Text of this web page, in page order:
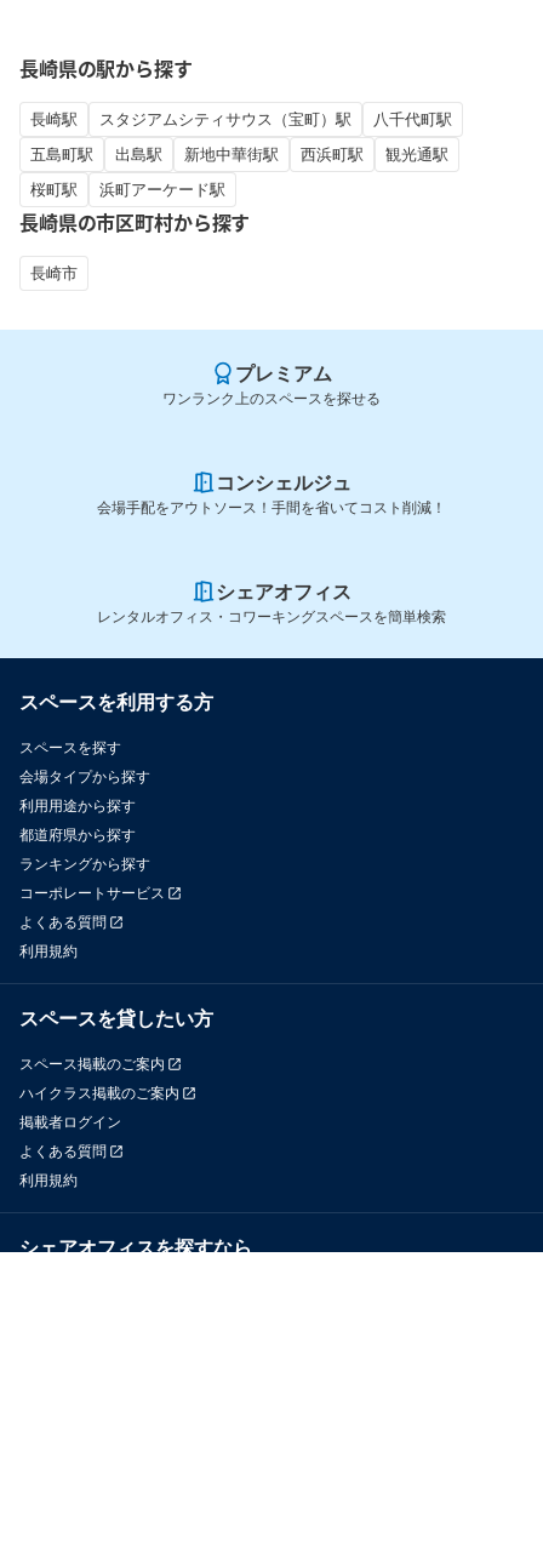
長崎県の駅から探す
長崎駅 スタジアムシティサウス（宝町）駅
八千代町駅
五島町駅
出島駅 新地中華街駅 西浜町駅
観光通駅
桜町駅
浜町アーケード駅
長崎県の市区町村から探す
長崎市
プレミアム
ワンランク上のスペースを探せる
コンシェルジュ
会場手配をアウトソース！手間を省いてコスト削減！
シェアオフィス
レンタルオフィス・コワーキングスペースを簡単検索
スペースを利用する方
スペースを探す
会場タイプから探す
利用用途から探す
都道府県から探す
ランキングから探す
コーポレートサービス
よくある質問
利用規約
スペースを貸したい方
スペース掲載のご案内
ハイクラス掲載のご案内
掲載者ログイン
よくある質問
利用規約
シェアオフィスを探すなら